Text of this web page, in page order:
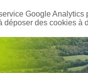
Google
déposer des cookies